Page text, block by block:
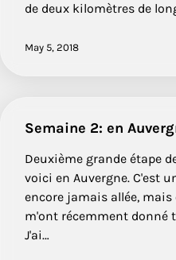
de deux kilomètres de
May 5, 2018
Semaine 2: en
Deuxième grande étape
voici en Auvergne. C'est
encore jamais allée,
m'ont récemment donné
J'ai…